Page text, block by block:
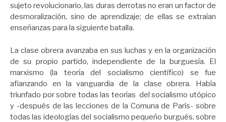
sujeto revolucionario, las duras derrotas no eran un factor de
desmoralización, sino de aprendizaje; de ellas se extraían
enseñanzas para la siguiente batalla.
La clase obrera avanzaba en sus luchas y en la organización
de su propio partido, independiente de la burguesía. El
marxismo (la teoría del socialismo científico) se fue
afianzando en la vanguardia de la clase obrera. Había
triunfado por sobre todas las teorías del socialismo utópico
y -después de las lecciones de la Comuna de París- sobre
todas las ideologías del socialismo pequeño burgués, sobre